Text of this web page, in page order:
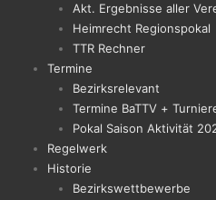
Akt. Ergebnisse aller
Heimrecht Regionspokal
TTR Rechner
Termine
Bezirksrelevant
Termine BaTTV +
Pokal Saison Aktivität
Regelwerk
Historie
Bezirkswettbewerbe